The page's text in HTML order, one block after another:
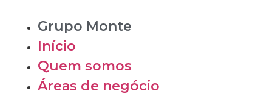
Grupo Monte
Início
Quem somos
Áreas de negócio